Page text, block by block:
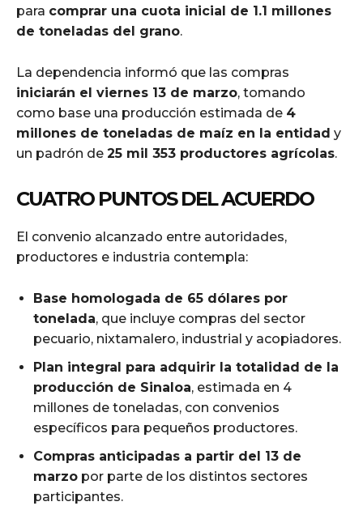
para comprar una cuota inicial de 1.1 millones
de toneladas del grano.
La dependencia informó que las compras
iniciarán el viernes 13 de marzo, tomando
como base una producción estimada de 4
millones de toneladas de maíz en la entidad y
un padrón de 25 mil 353 productores agrícolas.
CUATRO PUNTOS DEL ACUERDO
El convenio alcanzado entre autoridades,
productores e industria contempla:
Base homologada de 65 dólares por
tonelada, que incluye compras del sector
pecuario, nixtamalero, industrial y acopiadores.
Plan integral para adquirir la totalidad de la
producción de Sinaloa, estimada en 4
millones de toneladas, con convenios
específicos para pequeños productores.
Compras anticipadas a partir del 13 de
marzo por parte de los distintos sectores
participantes.